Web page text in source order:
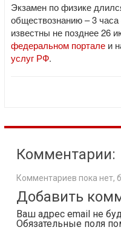
Экзамен по физике
обществознанию – 3
известны не позднее 26
федеральном портале и
услуг РФ.
Комментарии:
Комментариев пока нет,
Добавить
Ваш адрес email не
Обязательные поля